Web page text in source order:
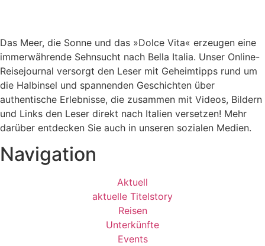
Das Meer, die Sonne und das »Dolce Vita« erzeugen eine
immerwährende Sehnsucht nach Bella Italia. Unser Online-
Reisejournal versorgt den Leser mit Geheimtipps rund um
die Halbinsel und spannenden Geschichten über
authentische Erlebnisse, die zusammen mit Videos, Bildern
und Links den Leser direkt nach Italien versetzen! Mehr
darüber entdecken Sie auch in unseren sozialen Medien.
Navigation
Aktuell
aktuelle Titelstory
Reisen
Unterkünfte
Events